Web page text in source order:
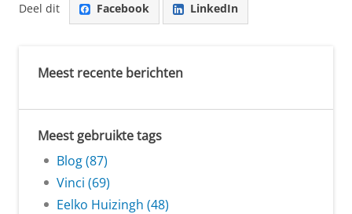
Deel dit Facebook LinkedIn
Meest recente berichten
Meest gebruikte tags
Blog (87)
Vinci (69)
Eelko Huizingh (48)